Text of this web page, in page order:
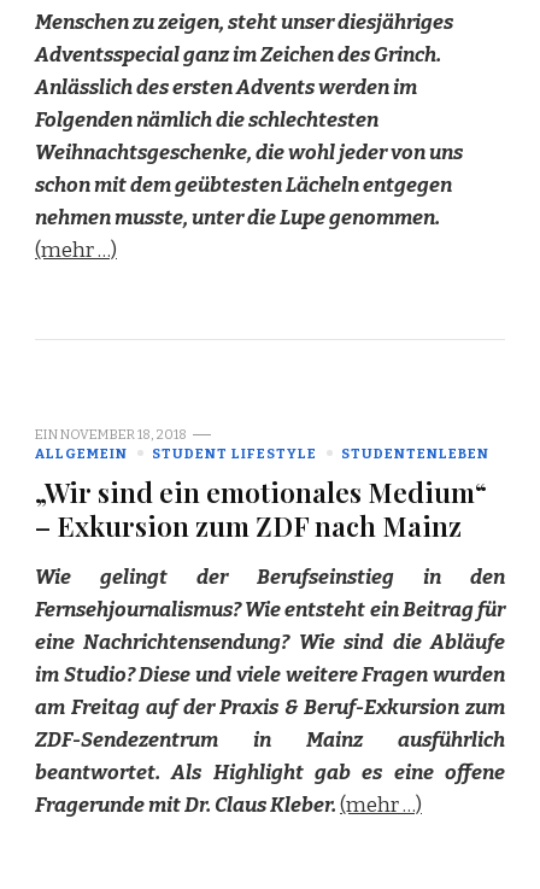
Menschen zu zeigen, steht unser diesjähriges
Adventsspecial ganz im Zeichen des Grinch.
Anlässlich des ersten Advents werden im
Folgenden nämlich die schlechtesten
Weihnachtsgeschenke, die wohl jeder von uns
schon mit dem geübtesten Lächeln entgegen
nehmen musste, unter die Lupe genommen.
(mehr …)
EINNOVEMBER 18, 2018
ALLGEMEIN
STUDENT LIFESTYLE STUDENTENLEBEN
„Wir sind ein emotionales Medium“
– Exkursion zum ZDF nach Mainz
Wie gelingt der Berufseinstieg in den
Fernsehjournalismus? Wie entsteht ein Beitrag für
eine Nachrichtensendung? Wie sind die Abläufe
im Studio? Diese und viele weitere Fragen wurden
am Freitag auf der Praxis & Beruf-Exkursion zum
ZDF-Sendezentrum in Mainz ausführlich
beantwortet. Als Highlight gab es eine offene
Fragerunde mit Dr. Claus Kleber.(mehr …)